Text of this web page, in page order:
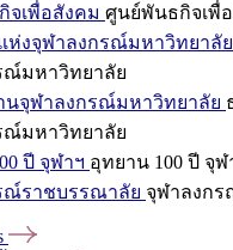
จเพื่อสังคม ศูนย์พันธกิจเพื่
ห่งจุฬาลงกรณ์มหาวิทยาลัย
ณ์มหาวิทยาลัย
นจุฬาลงกรณ์มหาวิทยาลัย
ณ์มหาวิทยาลัย
ปี จุฬาฯ อุทยาน 100 ปี จุฬ
ณ์ราชบรรณาลัย จุฬาลงก